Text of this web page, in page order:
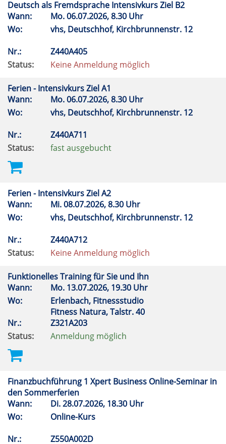
Deutsch als Fremdsprache Intensivkurs Ziel B2
Wann:
Mo.06.07.2026, 8.30 Uhr
Wo:
vhs, Deutschhof, Kirchbrunnenstr. 12
Nr.:
Z440A405
Status:
Keine Anmeldung möglich
Ferien - Intensivkurs Ziel A1
Wann:
Mo.06.07.2026, 8.30 Uhr
Wo:
vhs, Deutschhof, Kirchbrunnenstr. 12
Nr.:
Z440A711
Status:
fast ausgebucht
Ferien - Intensivkurs Ziel A2
Wann:
Mi.08.07.2026, 8.30 Uhr
Wo:
vhs, Deutschhof, Kirchbrunnenstr. 12
Nr.:
Z440A712
Status:
Keine Anmeldung möglich
Funktionelles Training für Sie und Ihn
Wann:
Mo. 13.07.2026, 19.30 Uhr
Wo:
Erlenbach, Fitnessstudio
Fitness Natura, Talstr. 40
Nr.:
Z321A203
Status:
Anmeldung möglich
Finanzbuchführung 1 Xpert Business Online-Seminar in
den Sommerferien
Wann:
Di.28.07.2026, 18.30 Uhr
Wo:
Online-Kurs
Nr.:
Z550A002D